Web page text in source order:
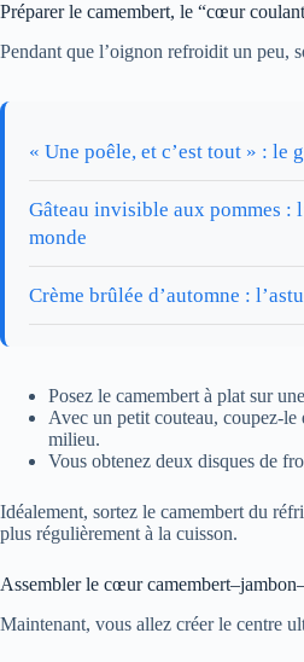
Préparer le camembert, le “cœur
Pendant que l’oignon refroidit un peu,
« Une poêle, et c’est tout » : le
Gâteau invisible aux pommes :
monde
Crème brûlée d’automne :
Posez le camembert à plat sur
Avec un petit couteau, coupez-le
milieu.
Vous obtenez deux disques de
Idéalement, sortez le camembert du
plus régulièrement à la cuisson.
Assembler le cœur
Maintenant, vous allez créer le centre